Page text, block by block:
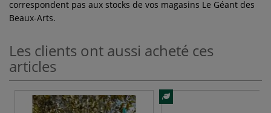
correspondent pas aux stocks de vos magasins Le Géant des
Beaux-Arts.
Les clients ont aussi acheté ces
articles